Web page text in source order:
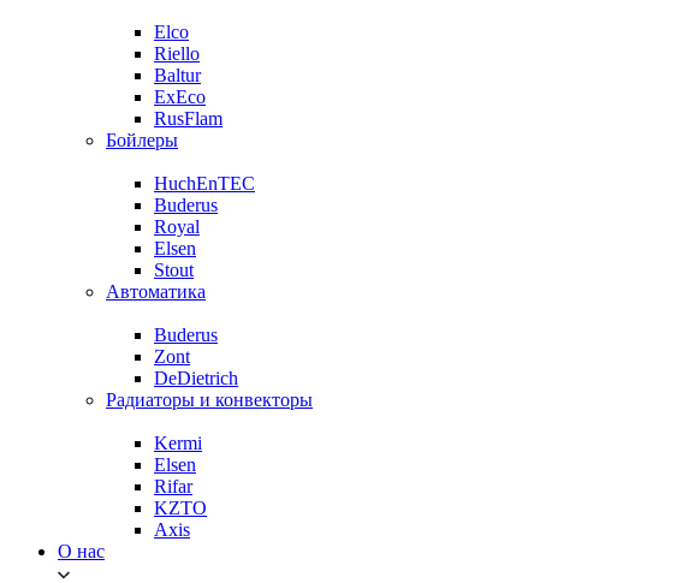
Elco
Riello
Baltur
ExEco
RusFlam
Бойлеры
HuchEnTEC
Buderus
Royal
Elsen
Stout
Автоматика
Buderus
Zont
DeDietrich
Радиаторы и конвекторы
Kermi
Elsen
Rifar
KZTO
Axis
О нас